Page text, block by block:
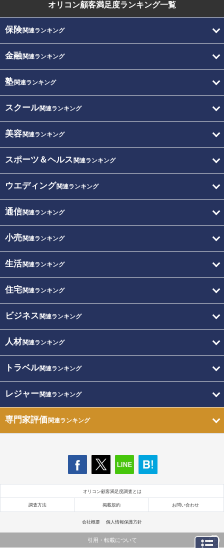
オリコン顧客満足度ランキング一覧
保険関連ランキング
金融関連ランキング
塾関連ランキング
スクール関連ランキング
美容関連ランキング
スポーツ＆ヘルス 関連ランキング
ウエディング関連ランキング
通信関連ランキング
小売関連ランキング
生活関連ランキング
住宅関連ランキング
ビジネス 関連ランキング
人材関連ランキング
トラベル関連ランキング
レジャー関連ランキング
専門家評価関連ランキング
オリコン顧客満足度調査とは
調査方法 掲載規約 お問い合わせ
会社概要 個人情報保護方針
引用・転載について